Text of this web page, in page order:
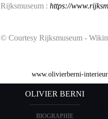
Rijksmuseum : https://
© Courtesy Rijksmuseum -
www.olivierberni-
OLIVIER BERNI
BIOGRAPHIE